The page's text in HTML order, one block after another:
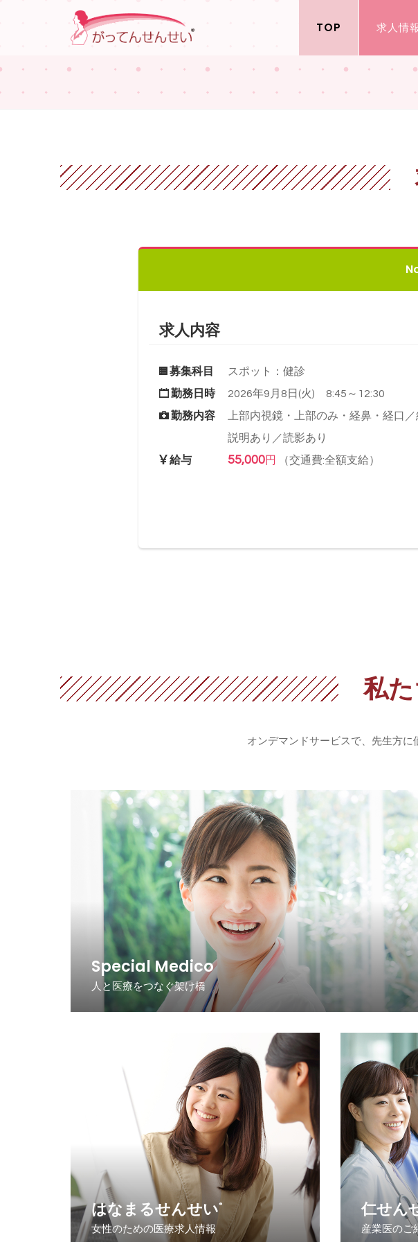
TOP 求人情報
求人内容
募集科目
スポット：健診
勤務日時
2026年9月8日(火) 8:45～12:30
勤務内容
上部内視鏡・上部のみ・経鼻・経口／
説明あり／読影あり
給与
55,000円 （交通費:全額支給）
私
オンデマンドサービスで、先生方に
Special Medico
人と医療をつなぐ架け橋
はなまるせんせい®
女性のための医療求人情報
仁せん
産業医のご